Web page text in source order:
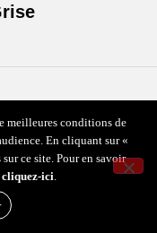
meilleures conditions de
En cliquant sur «
ce site. Pour en savoir
cliquez-ici.